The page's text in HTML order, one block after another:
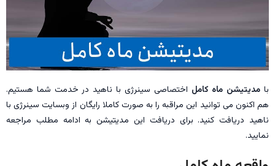
با مدیتیشن ماه کامل اختصاصی سینرژی با ناهید در خدمت شما هستیم.
هم اکنون می توانید این مراقبه را به صورت کاملا رایگان از وبسایت سینرژی با
ناهید دریافت کنید. برای دریافت این مدیتیشن به ادامه مطلب مراجعه
نمایید.